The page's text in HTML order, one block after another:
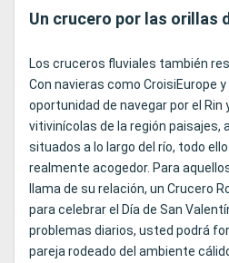
Un crucero por las orillas
Los cruceros fluviales también
Con navieras como CroisiEurope
oportunidad de navegar por el
vitivinícolas de la región paisajes,
situados a lo largo del río, todo
realmente acogedor. Para
llama de su relación, un Crucero
para celebrar el Día de San
problemas diarios, usted podrá
pareja rodeado del ambiente